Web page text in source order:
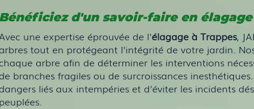
Bénéficiez d'un savoir-faire en élagage
une expertise éprouvée de l'élagage à Trappes,
tout en protégeant l'intégrité de votre jardin.
arbre afin de déterminer les interventions
branches fragiles ou de surcroissances
liés aux intempéries et d'éviter les incidents
peuplées.